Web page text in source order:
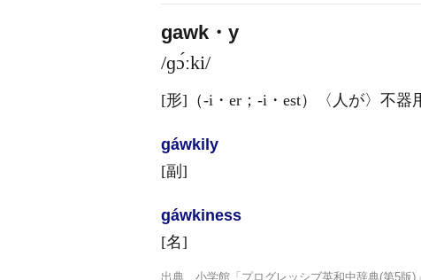
gawk・y
/ɡɔ́ːki/
[形] （-i・er；-i・est） 〈人が〉不
gáwkily
[副]
gáwkiness
[名]
出典 小学館「プログレッシブ英和中辞典(第5版)」